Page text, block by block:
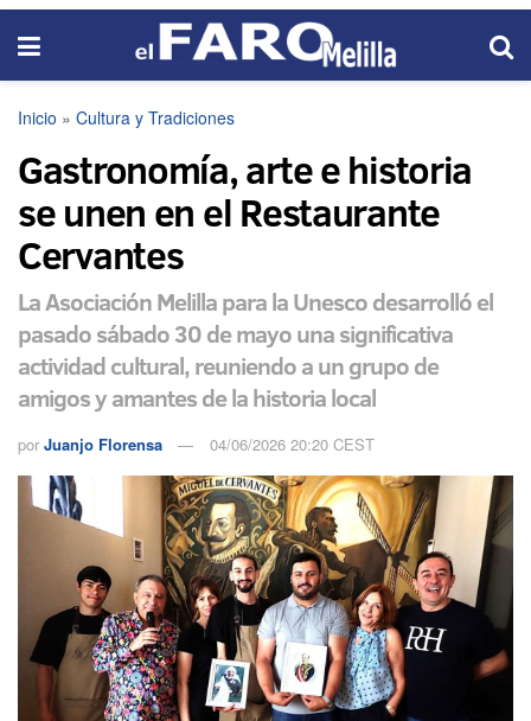
Inicio » Cultura y Tradiciones
Gastronomía, arte e historia
se unen en el Restaurante
Cervantes
La Asociación Melilla para la Unesco desarrolló el
pasado sábado 30 de mayo una significativa
actividad cultural, reuniendo a un grupo de
amigos y amantes de la historia local
por Juanjo Florensa 04/06/2026 20:20 CEST